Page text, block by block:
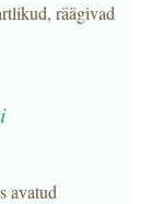
räägivad
avatud